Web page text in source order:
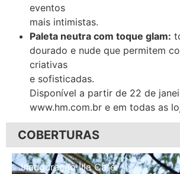
eventos
mais intimistas.
Paleta neutra com toque glam:
dourado e nude que permitem
criativas
e sofisticadas.
Disponível a partir de 22 de
www.hm.com.br e em todas as
COBERTURAS
Inauguração Illa Café